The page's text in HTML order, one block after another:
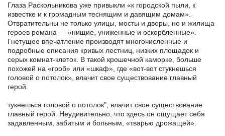
Глаза Раскольникова уже привыкли «к городской пыли, к
известке и к громадным теснящим и давящим домам».
Отвратительны не только улицы, мосты и дворы, но и жилища
героев романа — «нищие, униженные и оскорбленные».
Гнетущее впечатление производят многочисленные и
подробные описания кривых лестниц, низких площадок и
серых комнат-клеток. В такой крошечной каморке, больше
похожей на «гроб» или «шкаф», где «вот-вот стукнешься
головой о потолок», влачит свое существование главный
герой.
тукнешься головой о потолок", влачит свое существование
главный герой. Неудивительно, что здесь он ощущает себя
задавленным, забитым и больным, «тварью дрожащей».